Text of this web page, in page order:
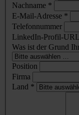
Nachname *
E-Mail-Adresse *
Telefonnummer
LinkedIn-Profil-URL
Was ist der Grund
Position
Firma
Land *